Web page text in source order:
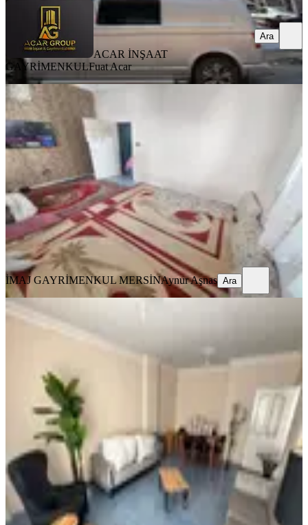
ACAR İNŞAAT
GAYRİMENKULFuat Acar
Ara
YENİ
İmaj'dan Gündoğdu Mah'de 3+1
Geniş Oturumlu Kelepir Daire
Akdeniz, Gündoğdu Mahallesi
3+1
150 m²
1.190.000 ₺
İMAJ GAYRİMENKUL MERSİNAynur Aşnas
Ara
İMAJ GAYRİMENKUL MERSİNAynur Aşnas Ara
YENİ
Cad. Asansörlü Bağımsız Mutfak
2.950.000 ₺
Beykent İnşaat GayrimenkulKemal Yonca
Ara